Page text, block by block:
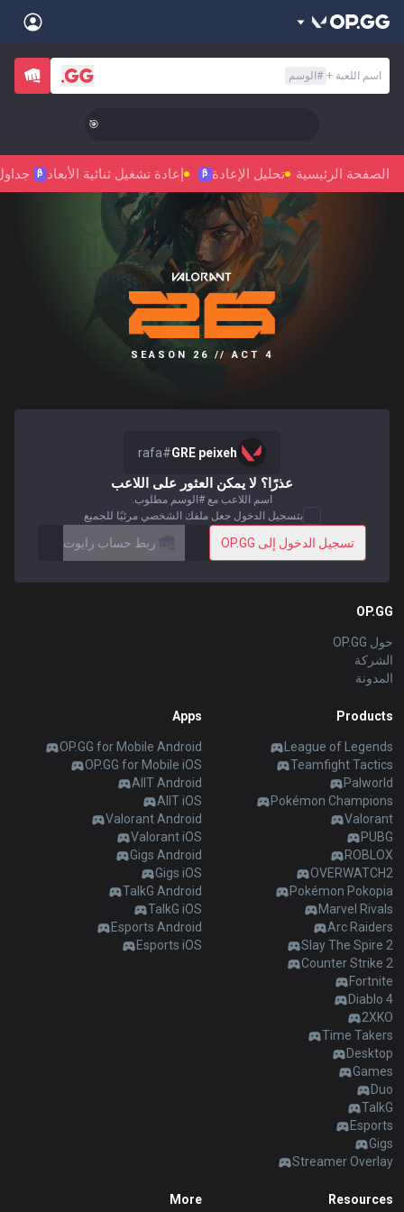
اسم اللعبة +
# الوسم
🎯 Level Up Your Aim to Radiant Status!
الصفحة الرئيسية تحليل الإعادة β إعادة تشغيل ثنائية الأبعاد β
SEASON 26 // ACT 4
GRE peixeh
#
rafa
عذرًا؟ لا يمكن العثور على اللاعب
اسم اللاعب مع #الوسم مطلوب.
بتسجيل الدخول جعل ملفك الشخصي مرئيًا للجميع
تسجيل الدخول إلى OP.GG ربط حساب رايوت
OP.GG
حول OP.GG
الشركة
المدونة
Products
League of Legends
Teamfight Tactics
Palworld
Pokémon Champions
Valorant
PUBG
ROBLOX
OVERWATCH2
Pokémon Pokopia
Marvel Rivals
Arc Raiders
Slay The Spire 2
Counter Strike 2
Fortnite
Diablo 4
2XKO
Time Takers
Desktop
Games
Duo
TalkG
Esports
Gigs
Streamer Overlay
Apps
OP.GG for Mobile Android
OP.GG for Mobile iOS
AllT Android
AllT iOS
Valorant Android
Valorant iOS
Gigs Android
Gigs iOS
TalkG Android
TalkG iOS
Esports Android
Esports iOS
Resources
More
Stats
Teamfight Tactics
Palworld
Pokémon Champions
Valorant
PUBG
ROBLOX
OVERWATCH2
Pokémon Pokopia
Beta
Marvel Rivals
Slay The Spire 2
Time Takers
Gigs
OP.GG for Mobile
AllT
Valorant
Gigs
TalkG
Esports
Sign in
العربية
Back
한국어
dansk
Norsk
magyar
suomi
Türkçe
limba română
português
简体中文
繁體中文
српски језик
italiano
ไทย